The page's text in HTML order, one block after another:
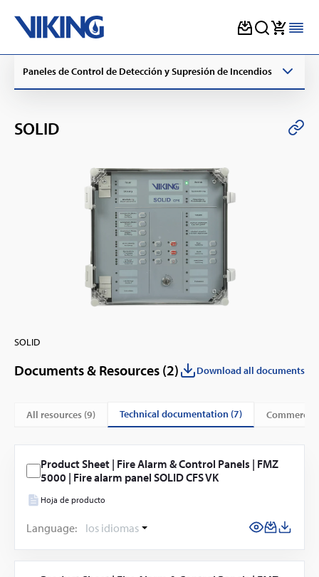
content
Paneles de Control de Detección y Supresión de Incendios
SOLID
SOLID
Documents & Resources (2) Download all documents
All resources (9) technical documentation (7)
Product Sheet | Fire Alarm & Control Panels | FMZ
5000 | Fire alarm panel SOLID CFS VK
Hoja de producto
Language: los idiomas